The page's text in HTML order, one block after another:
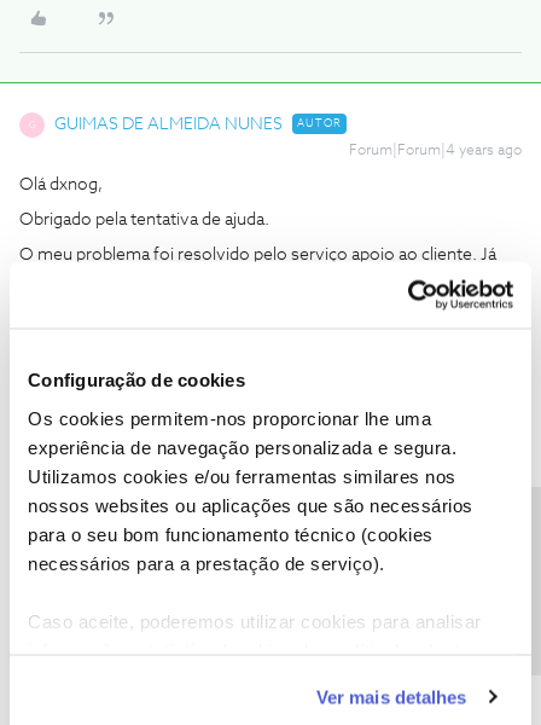
Configuração de cookies
Os cookies permitem-nos proporcionar lhe uma
experiência de navegação personalizada e segura.
Utilizamos cookies e/ou ferramentas similares nos
nossos websites ou aplicações que são necessários
para o seu bom funcionamento técnico (cookies
necessários para a prestação de serviço).
Caso aceite, poderemos utilizar cookies para analisar
funcionalidades (cookies de personalização e
Ver mais detalhes
G GUIMAS DE ALMEIDA NUNES AUTOR
Forum|Forum|4 years ago
Olá dxnog,
Obrigado pela tentativa de ajuda.
O meu problema foi resolvido pelo serviço apoio ao cliente. Já
havia muito tempo que a minha Box satélite não tinha sido
acesa… e foi então o cartão automaticamente desativado…
consegui obter o novo numero que é o seguinte :
+351 931 699 000
Cumprimentos.